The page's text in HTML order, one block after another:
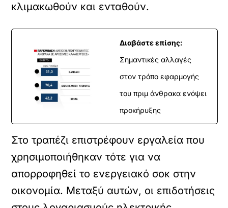
κλιμακωθούν και ενταθούν.
Διαβάστε επίσης:
Σημαντικές αλλαγές
στον τρόπο εφαρμογής
του πριμ άνθρακα ενόψει
προκήρυξης
Στο τραπέζι επιστρέφουν εργαλεία που
χρησιμοποιήθηκαν τότε για να
απορροφηθεί το ενεργειακό σοκ στην
οικονομία. Μεταξύ αυτών, οι επιδοτήσεις